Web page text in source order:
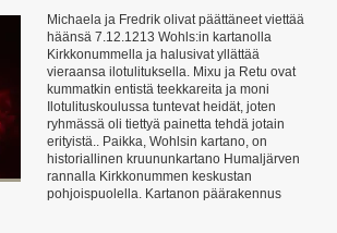
Michaela ja Fredrik olivat päättäneet viettää
häänsä 7.12.1213 Wohls:in kartanolla
Kirkkonummella ja halusivat yllättää
vieraansa ilotulituksella. Mixu ja Retu ovat
kummatkin entistä teekkareita ja moni
Ilotulituskoulussa tuntevat heidät, joten
ryhmässä oli tiettyä painetta tehdä jotain
erityistä.. Paikka, Wohlsin kartano, on
historiallinen kruununkartano Humaljärven
rannalla Kirkkonummen keskustan
pohjoispuolella. Kartanon päärakennus